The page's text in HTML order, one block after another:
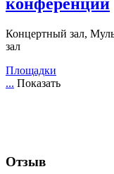
конференций
Концертный зал,
зал
Площадки
... Показать
Отзыв